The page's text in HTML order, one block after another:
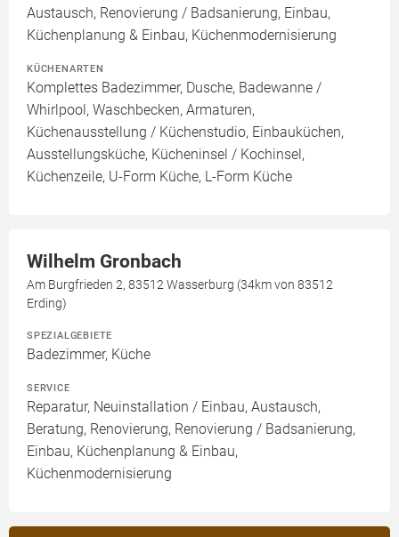
Austausch, Renovierung / Badsanierung, Einbau,
Küchenplanung & Einbau, Küchenmodernisierung
KÜCHENARTEN
Komplettes Badezimmer, Dusche, Badewanne /
Whirlpool, Waschbecken, Armaturen,
Küchenausstellung / Küchenstudio, Einbauküchen,
Ausstellungsküche, Kücheninsel / Kochinsel,
Küchenzeile, U-Form Küche, L-Form Küche
Wilhelm Gronbach
Am Burgfrieden 2, 83512 Wasserburg (34km von 83512
Erding)
SPEZIALGEBIETE
Badezimmer, Küche
SERVICE
Reparatur, Neuinstallation / Einbau, Austausch,
Beratung, Renovierung, Renovierung / Badsanierung,
Einbau, Küchenplanung & Einbau,
Küchenmodernisierung